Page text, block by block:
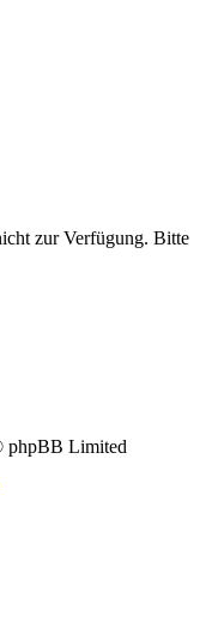
zur Verfügung. Bitte
phpBB Limited